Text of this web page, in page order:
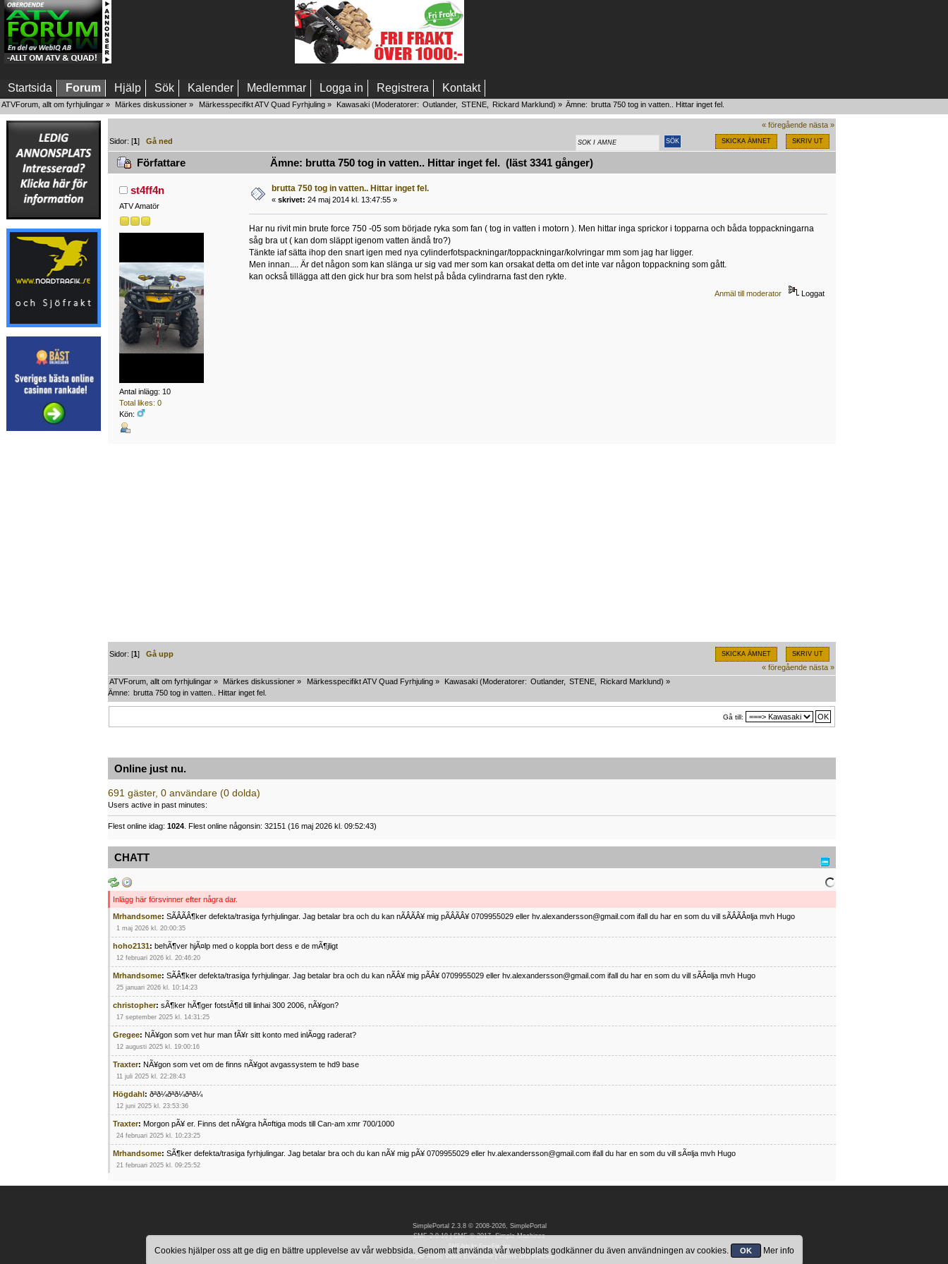
Startsida Forum Hjälp Sök Kalender Medlemmar Logga in Registrera Kontakt
ATVForum, allt om fyrhjulingar » Märkes diskussioner » Märkesspecifikt ATV Quad Fyrhjuling» Kawasaki(Moderatorer: Outlander, STENE, Rickard Marklund) » Ämne: brutta 750 tog in vatten.. Hittar inget fel.
« föregående nästa »
SKICKA ÄMNET SKRIV UT
Sidor: [1]Gå ned
Författare Ämne: brutta 750 tog in vatten.. Hittar inget fel. (läst 3341 gånger)
st4ff4n
ATV Amatör
Antal inlägg: 10
Total likes: 0
Kön:
brutta 750 tog in vatten.. Hittar inget fel.
« skrivet: 24 maj 2014 kl. 13:47:55 »
Har nu rivit min brute force 750 -05 som började ryka som fan ( tog in vatten i motorn ). Men hittar inga sprickor i topparna och båda toppackningarna
såg bra ut ( kan dom släppt igenom vatten ändå tro?)
Tänkte iaf sätta ihop den snart igen med nya cylinderfotspackningar/toppackningar/kolvringar mm som jag har ligger.
Men innan.... Är det någon som kan slänga ur sig vad mer som kan orsakat detta om det inte var någon toppackning som gått.
kan också tillägga att den gick hur bra som helst på båda cylindrarna fast den rykte.
Anmäl till moderator Loggat
SKICKA ÄMNET SKRIV UT
Sidor: [1]Gå upp
« föregående nästa »
ATVForum, allt om fyrhjulingar » Märkes diskussioner » Märkesspecifikt ATV Quad Fyrhjuling» Kawasaki(Moderatorer: Outlander, STENE, Rickard Marklund) »
Ämne: brutta 750 tog in vatten.. Hittar inget fel.
Gå till:
Online just nu.
691 gäster, 0 användare (0 dolda)
Users active in past minutes:
Flest online idag: 1024 . Flest online någonsin: 32151 (16 maj 2026 kl. 09:52:43)
CHATT
Inlägg här försvinner efter några dar.
Mrhandsome: SÃÂÃÂ¶ker defekta/trasiga fyrhjulingar. Jag betalar bra och du kan nÃÂÃÂ¥ mig pÃÂÃÂ¥ 0709955029 eller hv.alexandersson@gmail.com ifall du har en som du vill sÃÂÃÂ¤lja mvh Hugo
1 maj 2026 kl. 20:00:35
hoho2131: behÃ¶ver hjÃ¤lp med o koppla bort dess e de mÃ¶jligt
12 februari 2026 kl. 20:46:20
Mrhandsome: SÃÂ¶ker defekta/trasiga fyrhjulingar. Jag betalar bra och du kan nÃÂ¥ mig pÃÂ¥ 0709955029 eller hv.alexandersson@gmail.com ifall du har en som du vill sÃÂ¤lja mvh Hugo
25 januari 2026 kl. 10:14:23
christopher: sÃ¶ker hÃ¶ger fotstÃ¶d till linhai 300 2006, nÃ¥gon?
17 september 2025 kl. 14:31:25
Gregee: NÃ¥gon som vet hur man fÃ¥r sitt konto med inlÃ¤gg raderat?
12 augusti 2025 kl. 19:00:16
Traxter: NÃ¥gon som vet om de finns nÃ¥got avgassystem te hd9 base
11 juli 2025 kl. 22:28:43
Högdahl: ðªð¼ðªð¼ðªð¼
12 juni 2025 kl. 23:53:36
Traxter: Morgon pÃ¥ er. Finns det nÃ¥gra hÃ¤ftiga mods till Can-am xmr 700/1000
24 februari 2025 kl. 10:23:25
Mrhandsome: SÃ¶ker defekta/trasiga fyrhjulingar. Jag betalar bra och du kan nÃ¥ mig pÃ¥ 0709955029 eller hv.alexandersson@gmail.com ifall du har en som du vill sÃ¤lja mvh Hugo
21 februari 2025 kl. 09:25:52
15 januari 2025 kl. 23:49:44
SimplePortal 2.3.8 © 2008-2026, SimplePortal
SMF 2.0.19|SMF © 2017,Simple Machines
SMFAds for Free Forums
Simple Audio Video Embedder Terms and Policies
Cookies hjälper oss att ge dig en bättre upplevelse av vår webbsida. Genom att använda vår webbplats godkänner du även användningen av cookies. OK Mer info